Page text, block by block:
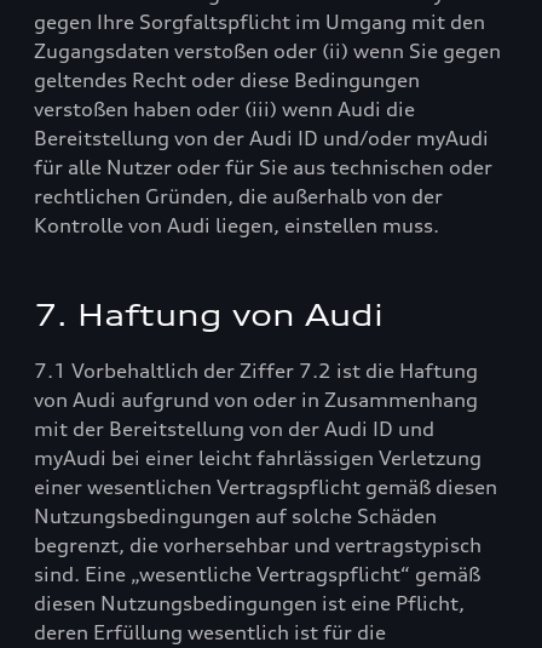
gegen Ihre Sorgfaltspflicht im Umgang mit den
Zugangsdaten verstoßen oder (ii) wenn Sie gegen
geltendes Recht oder diese Bedingungen
verstoßen haben oder (iii) wenn Audi die
Bereitstellung von der Audi ID und/oder myAudi
für alle Nutzer oder für Sie aus technischen oder
rechtlichen Gründen, die außerhalb von der
Kontrolle von Audi liegen, einstellen muss.
7. Haftung von Audi
7.1 Vorbehaltlich der Ziffer 7.2 ist die Haftung
von Audi aufgrund von oder in Zusammenhang
mit der Bereitstellung von der Audi ID und
myAudi bei einer leicht fahrlässigen Verletzung
einer wesentlichen Vertragspflicht gemäß diesen
Nutzungsbedingungen auf solche Schäden
begrenzt, die vorhersehbar und vertragstypisch
sind. Eine „wesentliche Vertragspflicht“ gemäß
diesen Nutzungsbedingungen ist eine Pflicht,
deren Erfüllung wesentlich ist für die